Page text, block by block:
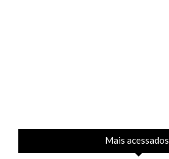
Mais acessados